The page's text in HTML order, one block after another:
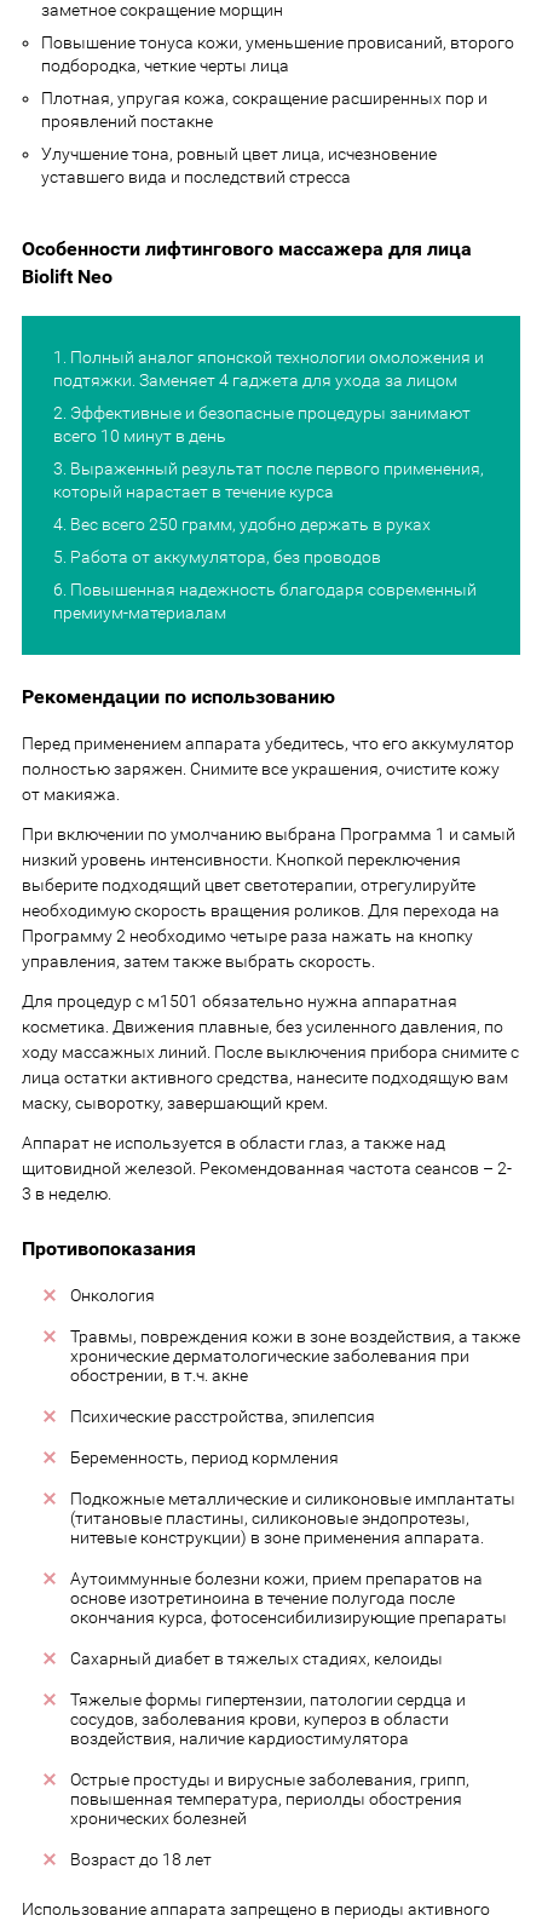
заметное сокращение морщин
Повышение тонуса кожи, уменьшение провисаний, второго
подбородка, четкие черты лица
Плотная, упругая кожа, сокращение расширенных пор и
проявлений постакне
Улучшение тона, ровный цвет лица, исчезновение
уставшего вида и последствий стресса
Особенности лифтингового массажера для лица
Biolift Neo
Полный аналог японской технологии омоложения и
подтяжки. Заменяет 4 гаджета для ухода за лицом
Эффективные и безопасные процедуры занимают
всего 10 минут в день
Выраженный результат после первого применения,
который нарастает в течение курса
Вес всего 250 грамм, удобно держать в руках
Работа от аккумулятора, без проводов
Повышенная надежность благодаря современный
премиум-материалам
Рекомендации по использованию
Перед применением аппарата убедитесь, что его аккумулятор
полностью заряжен. Снимите все украшения, очистите кожу
от макияжа.
При включении по умолчанию выбрана Программа 1 и самый
низкий уровень интенсивности. Кнопкой переключения
выберите подходящий цвет светотерапии, отрегулируйте
необходимую скорость вращения роликов. Для перехода на
Программу 2 необходимо четыре раза нажать на кнопку
управления, затем также выбрать скорость.
Для процедур с м1501 обязательно нужна аппаратная
косметика. Движения плавные, без усиленного давления, по
ходу массажных линий. После выключения прибора снимите с
лица остатки активного средства, нанесите подходящую вам
маску, сыворотку, завершающий крем.
Аппарат не используется в области глаз, а также над
щитовидной железой. Рекомендованная частота сеансов – 2-
3 в неделю.
Противопоказания
Онкология
Травмы, повреждения кожи в зоне воздействия, а также
хронические дерматологические заболевания при
обострении, в т.ч. акне
Психические расстройства, эпилепсия
Беременность, период кормления
Подкожные металлические и силиконовые имплантаты
(титановые пластины, силиконовые эндопротезы,
нитевые конструкции) в зоне применения аппарата.
Аутоиммунные болезни кожи, прием препаратов на
основе изотретиноина в течение полугода после
окончания курса, фотосенсибилизирующие препараты
Сахарный диабет в тяжелых стадиях, келоиды
Тяжелые формы гипертензии, патологии сердца и
сосудов, заболевания крови, купероз в области
воздействия, наличие кардиостимулятора
Острые простуды и вирусные заболевания, грипп,
повышенная температура, периолды обострения
хронических болезней
Возраст до 18 лет
Использование аппарата запрещено в периоды активного